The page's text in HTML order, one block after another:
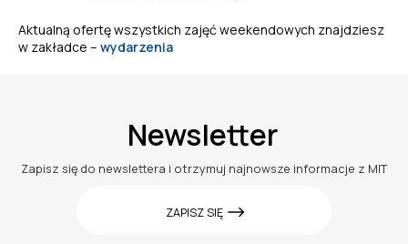
Aktualną ofertę wszystkich zajęć weekendowych znajdziesz
w zakładce – wydarzenia
Newsletter
Zapisz się do newslettera i otrzymuj najnowsze informacje z MIT
ZAPISZ SIĘ